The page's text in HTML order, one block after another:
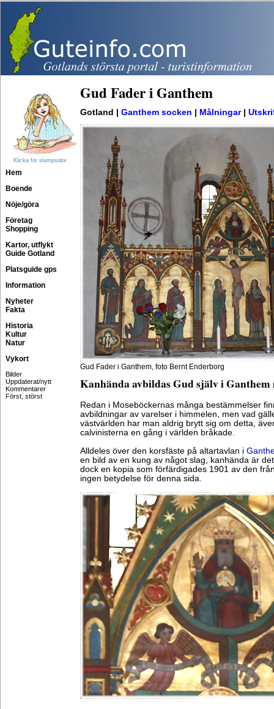
Klicka för slumpsidor
Hem
Boende
Nöje/göra
Företag
Shopping
Kartor, utflykt
Guide Gotland
Platsguide gps
Information
Nyheter
Fakta
Historia
Kultur
Natur
Vykort
Bilder
Uppdaterat/nytt
Kommentarer
Först, störst
Gud Fader i Ganthem
Gotland | Ganthem socken Målningar|
Gud Fader i Ganthem, foto Bernt Enderborg
Kanhända avbildas Gud själv i
Redan i Moseböckernas många bestämmelser
avbildningar av varelser i himmelen, men vad
västvärlden har man aldrig brytt sig om detta,
calvinisterna en gång i världen bråkade.
Alldeles över den korsfäste på altartavlan i
en bild av en kung av något slag, kanhända är
dock en kopia som förfärdigades 1901 av den
ingen betydelse för denna sida.